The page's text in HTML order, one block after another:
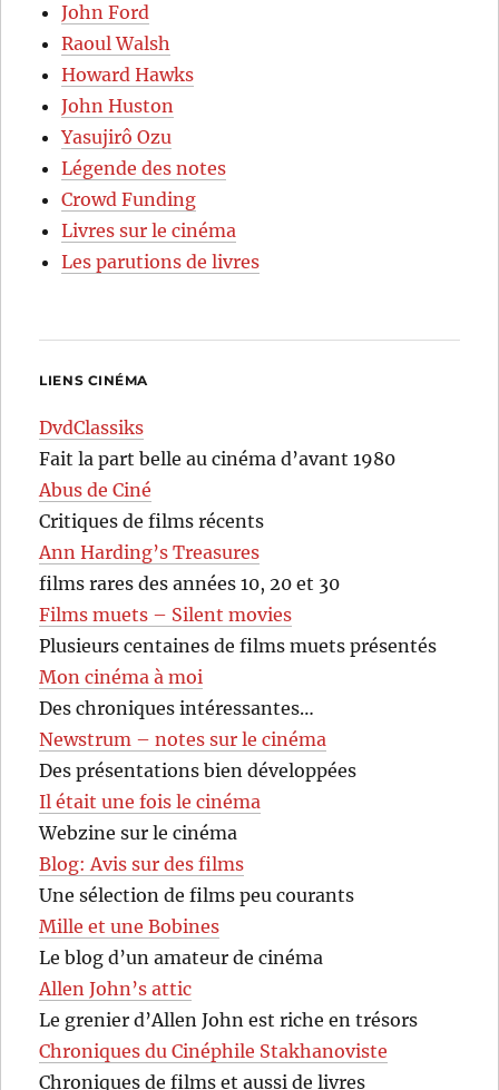
John Ford
Raoul Walsh
Howard Hawks
John Huston
Yasujirô Ozu
Légende des notes
Crowd Funding
Livres sur le cinéma
Les parutions de livres
LIENS CINÉMA
DvdClassiks
Fait la part belle au cinéma d’avant 1980
Abus de Ciné
Critiques de films récents
Ann Harding’s Treasures
films rares des années 10, 20 et 30
Films muets – Silent movies
Plusieurs centaines de films muets présentés
Mon cinéma à moi
Des chroniques intéressantes…
Newstrum – notes sur le cinéma
Des présentations bien développées
Il était une fois le cinéma
Webzine sur le cinéma
Blog: Avis sur des films
Une sélection de films peu courants
Mille et une Bobines
Le blog d’un amateur de cinéma
Allen John’s attic
Le grenier d’Allen John est riche en trésors
Chroniques du Cinéphile Stakhanoviste
Chroniques de films et aussi de livres